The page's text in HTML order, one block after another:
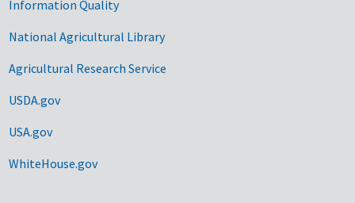
Information Quality
National Agricultural Library
Agricultural Research Service
USDA.gov
USA.gov
WhiteHouse.gov